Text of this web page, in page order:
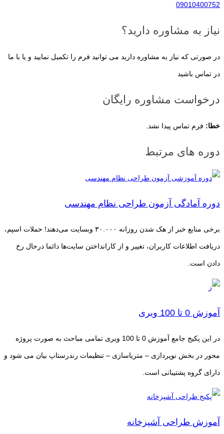
09010400752
نیاز به مشاوره دارید؟
در صورتی که نیاز به مشاوره دارید می توانید فرم را تکمیل نمایید و یا با ما
در تماس باشید
درخواست مشاوره رایگان
خطا: فرم تماس پیدا نشد.
دوره های مرتبط
دوره آمادگی آزمون طراحی نظام مهندسی
برخی منابع خبر از هک شدن روزانه ۳۰.۰۰۰ وبسایت می‌دهند! حملات اسپم،
دریافت اطلاعات کاربران، تغییر و از کارانداختن سایت‌ها دائما درحال رخ
دادن است.
آموزش 0 تا 100 ویری
در این پکیج جامع آموزش 0 تا 100 ویری تمامی مباحث به صورت پروژه
محور در بخش نوپردازی – متریاسازی – تنظیمات رندرستاپ بیان می شود و
دارای گروه پشتیبانی است.
آموزش طراحی آشپزخانه